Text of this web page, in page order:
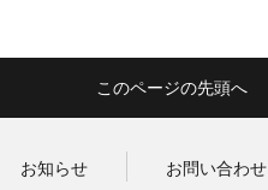
このページの先頭へ
お知らせ お問い合わせ